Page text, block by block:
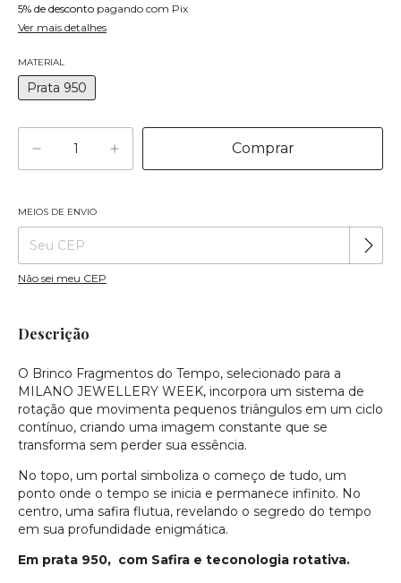
5% de desconto pagando com Pix
Ver mais detalhes
MATERIAL
Prata 950
Entregas para o CEP:
MEIOS DE ENVIO
Não sei meu CEP
Descrição
O Brinco Fragmentos do Tempo, selecionado para a
MILANO JEWELLERY WEEK, incorpora um sistema de
rotação que movimenta pequenos triângulos em um ciclo
contínuo, criando uma imagem constante que se
transforma sem perder sua essência.
No topo, um portal simboliza o começo de tudo, um
ponto onde o tempo se inicia e permanece infinito. No
centro, uma safira flutua, revelando o segredo do tempo
em sua profundidade enigmática.
Em prata 950, com Safira e teconologia rotativa.